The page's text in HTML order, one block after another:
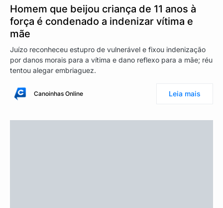
Homem que beijou criança de 11 anos à
força é condenado a indenizar vítima e
mãe
Juízo reconheceu estupro de vulnerável e fixou indenização
por danos morais para a vítima e dano reflexo para a mãe; réu
tentou alegar embriaguez.
Canoinhas Online Leia mais